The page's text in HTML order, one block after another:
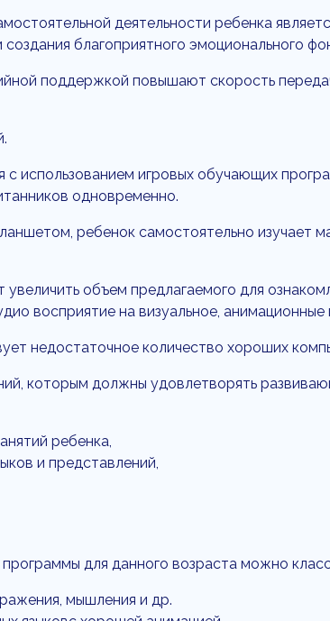
деятельности ребенка
благоприятного эмоционального
поддержкой повышают скорость
с использованием игровых обучающих
одновременно.
ребенок самостоятельно изучает
объем предлагаемого для
восприятие на визуальное,
недостаточное количество хороших
которым должны удовлетворять
ребенка,
и представлений,
для данного возраста можно
мышления и др.